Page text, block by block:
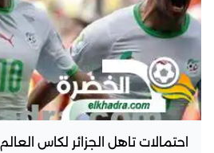
احتمالات تاهل الجزائر لكاس العالم 2018